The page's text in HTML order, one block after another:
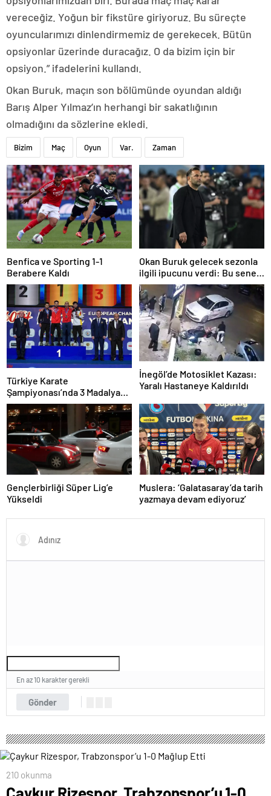
vereceğiz. Yoğun bir fikstüre giriyoruz. Bu süreçte
oyuncularımızı dinlendirmemiz de gerekecek. Bütün
opsiyonlar üzerinde duracağız. O da bizim için bir
opsiyon.” ifadelerini kullandı.
Okan Buruk, maçın son bölümünde oyundan aldığı
Barış Alper Yılmaz’ın herhangi bir sakatlığının
olmadığını da sözlerine ekledi.
Bizim Maç Oyun Var. Zaman
Benfica ve Sporting 1-1
Berabere Kaldı
Okan Buruk gelecek sezonla
ilgili ipucunu verdi: Bu sene
3, seneye de 4
Türkiye Karate
Şampiyonası’nda 3 Madalya
Kazandı
İnegöl’de Motosiklet Kazası:
Yaralı Hastaneye Kaldırıldı
Gençlerbirliği Süper Lig’e
Yükseldi
Muslera: ‘Galatasaray’da tarih
yazmaya devam ediyoruz’
Gönder
En az 10 karakter gerekli
210 okunma